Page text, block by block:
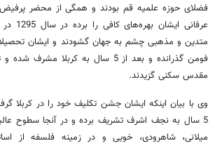
فضلای حوزه علمیه قم بودند و همگی از محضر
متدین و مذهبی چشم به جهان گشودند و ایشان
مقدس سکنی گزیدند.
وی با بیان اینکه ایشان جشن تکلیف خود را در
5 سال به نجف اشرف تشریف برده و در آنجا سطوح
میلانی، شاهرودی، خویی و در زمینه فلسفه از